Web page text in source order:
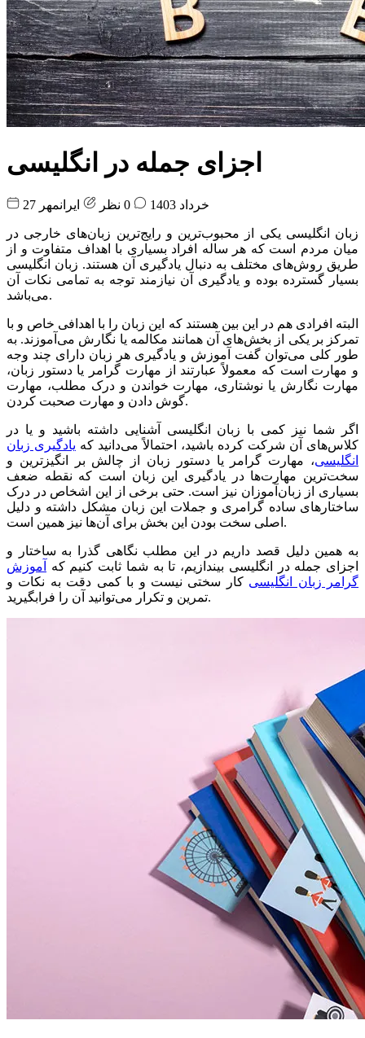
اجزای جمله در انگلیسی
27 خرداد 1403 ایرانمهر
زبان انگلیسی یکی از محبوب‌ترین و رایج‌ترین زبان‌های خارجی در
میان مردم است که هر ساله افراد بسیاری با اهداف متفاوت و از
طریق روش‌های مختلف به دنبال یادگیری آن هستند. زبان انگلیسی
بسیار گسترده بوده و یادگیری آن نیازمند توجه به تمامی نکات آن
می‌باشد.
البته افرادی هم در این بین هستند که این زبان را با اهدافی خاص و با
تمرکز بر یکی از بخش‌های آن همانند مکالمه یا نگارش می‌آموزند. به
طور کلی می‌توان گفت آموزش و یادگیری هر زبان دارای چند وجه
و مهارت است که معمولاً عبارتند از مهارت گرامر یا دستور زبان،
مهارت نگارش یا نوشتاری، مهارت خواندن و درک مطلب، مهارت
گوش دادن و مهارت صحبت کردن.
اگر شما نیز کمی با زبان انگلیسی آشنایی داشته باشید و یا در
کلاس‌های آن شرکت کرده باشید، احتمالاً می‌دانید که یادگیری زبان
انگلیسی، مهارت گرامر یا دستور زبان از چالش بر انگیز‌ترین و
سخت‌ترین مهارت‌ها در یادگیری این زبان است که نقطه ضعف
بسیاری از زبان‌آموزان نیز است. حتی برخی از این اشخاص در درک
ساختار‌های ساده گرامری و جملات این زبان مشکل داشته و دلیل
اصلی سخت بودن این بخش برای آن‌ها نیز همین است.
به همین دلیل قصد داریم در این مطلب نگاهی گذرا به ساختار و
اجزای جمله در انگلیسی بیندازیم، تا به شما ثابت کنیم که
آموزش
گرامر زبان انگلیسی کار سختی نیست و با کمی دقت به نکات و
تمرین و تکرار می‌توانید آن را فرابگیرید.